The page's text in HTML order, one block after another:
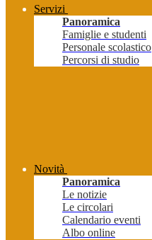
Servizi
Panoramica
Famiglie e studenti
Personale scolastico
Percorsi di studio
Novità
Panoramica
Le notizie
Le circolari
Calendario eventi
Albo online